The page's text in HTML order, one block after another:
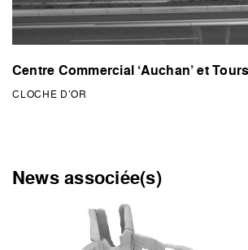
Centre Commercial ‘Auchan’ et
CLOCHE D’OR
News associée(s)